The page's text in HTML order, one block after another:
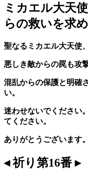
ミカエル大天
らの救いを求
聖なるミカエル大天使
悪しき敵からの罠も攻
混乱からの保護と明確
い。
迷わせないでください
てください。
ありがとうございます
◂ 祈り第16番 ▸